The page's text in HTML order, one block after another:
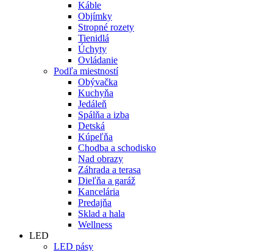
Káble
Objímky
Stropné rozety
Tienidlá
Úchyty
Ovládanie
Podľa miestností
Obývačka
Kuchyňa
Jedáleň
Spálňa a izba
Detská
Kúpeľňa
Chodba a schodisko
Nad obrazy
Záhrada a terasa
Dieľňa a garáž
Kancelária
Predajňa
Sklad a hala
Wellness
LED
LED pásy